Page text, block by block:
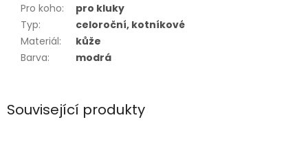
Související produkty
Pro koho:
pro kluky
Typ:
celoroční, kotníkové
Materiál:
kůže
Barva: modrá